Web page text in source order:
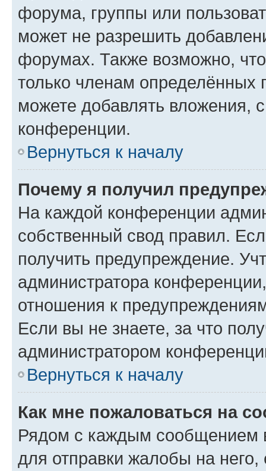
форума, группы или
может не разрешить
форумах. Также возможно,
только членам определённых
можете добавлять вложения,
конференции.
Вернуться к началу
Почему я получил
На каждой конференции
собственный свод правил.
получить предупреждение.
администратора
отношения к
Если вы не знаете, за что
администратором
Вернуться к началу
Как мне пожаловаться на
Рядом с каждым сообщением
для отправки жалобы на